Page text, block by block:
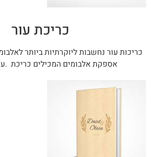
כריכת עור
כריכות עור נחשבות ליוקרתיות ביותר
אספקת אלבומים המכילים כריכת